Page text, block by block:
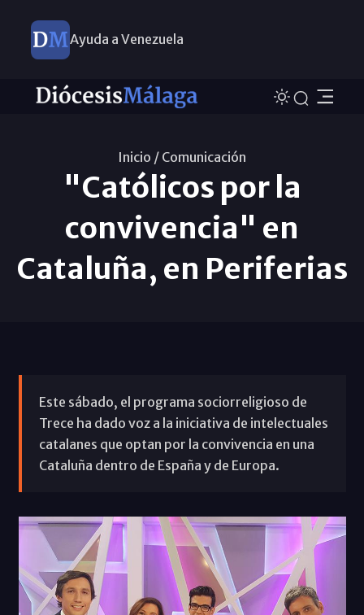
Ayuda a Venezuela
Inicio / Comunicación
"Católicos por la
convivencia" en
Cataluña, en Periferias
Este sábado, el programa sociorreligioso de
Trece ha dado voz a la iniciativa de intelectuales
catalanes que optan por la convivencia en una
Cataluña dentro de España y de Europa.